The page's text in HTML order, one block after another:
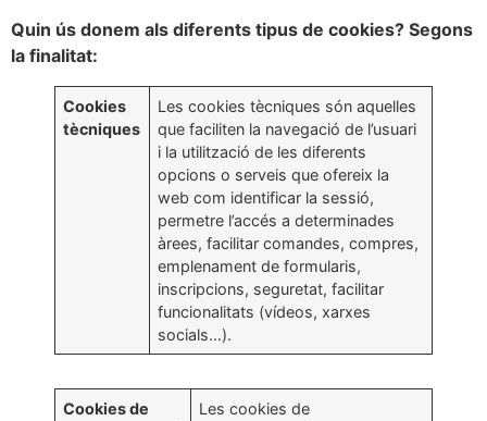
Quin ús donem als diferents tipus de cookies? Segons
la finalitat:
Cookies
tècniques
Les cookies tècniques són aquelles
que faciliten la navegació de l’usuari
i la utilització de les diferents
opcions o serveis que ofereix la
web com identificar la sessió,
permetre l’accés a determinades
àrees, facilitar comandes, compres,
emplenament de formularis,
inscripcions, seguretat, facilitar
funcionalitats (vídeos, xarxes
socials…).
Cookies de
Les cookies de